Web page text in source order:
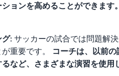
ョンを高めることができます。
グ: サッカーの試合では問題解
重要です。
コーチは、以前
など、さまざまな演習を使